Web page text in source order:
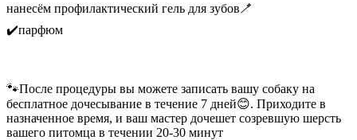
нанесём профилактический гель для зубов🪥
✔️парфюм
🐾После процедуры вы можете записать вашу собаку на
бесплатное дочесывание в течение 7 дней😊. Приходите в
назначенное время, и ваш мастер дочешет созревшую шерсть
вашего питомца в течении 20-30 минут